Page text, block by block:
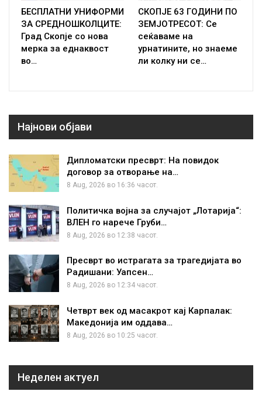
БЕСПЛАТНИ УНИФОРМИ
ЗА СРЕДНОШКОЛЦИТЕ:
Град Скопје со нова
мерка за еднаквост
во…
СКОПЈЕ 63 ГОДИНИ ПО
ЗЕМЈОТРЕСОТ: Се
сеќаваме на
урнатините, но знаеме
ли колку ни се…
Најнови објави
Дипломатски пресврт: На повидок
договор за отворање на…
8 Aug, 2026 во 16:36 часот.
Политичка војна за случајот „Лотарија“:
ВЛЕН го нарече Груби…
8 Aug, 2026 во 12:38 часот.
Пресврт во истрагата за трагедијата во
Радишани: Уапсен…
8 Aug, 2026 во 12:34 часот.
Четврт век од масакрот кај Карпалак:
Македонија им оддава…
8 Aug, 2026 во 10:25 часот.
Неделен актуел